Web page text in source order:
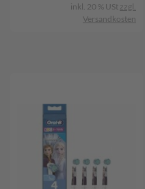
inkl. 20 % USt zzgl.
Versandkosten